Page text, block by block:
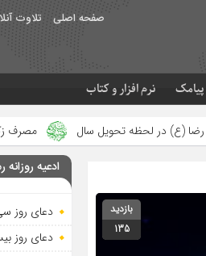
صفحه اصلی تلاوت
پیامک نرم افزار و کتاب
تحویل سال مصرف زکات فطره در
بازدید
135
ادعیه
دعای روز
دعای روز